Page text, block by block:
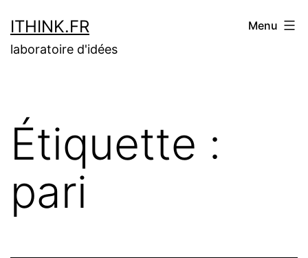
au
contenu
ITHINK.FR
laboratoire d'idées
Menu
Étiquette :
pari